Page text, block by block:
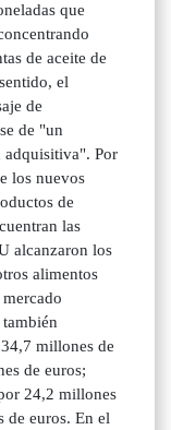
que
de aceite de
el
de
de "un
adquisitiva". Por
los nuevos
de
las
alcanzaron los
alimentos
millones de
de euros;
24,2 millones
de euros. En el